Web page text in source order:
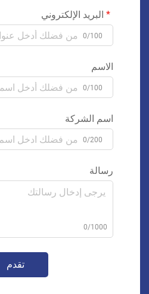
البريد الإلكتروني
0/100
الاسم
0/100
اسم الشركة
0/200
رسالة
0/1000
تقدم